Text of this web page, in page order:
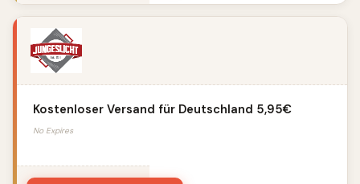
Kostenloser Versand für Deutschland 5,95€
No Expires